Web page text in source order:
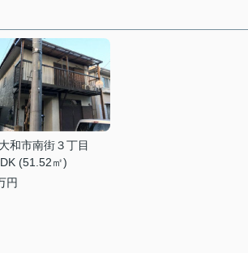
和市南街３丁目
(51.52㎡)
円